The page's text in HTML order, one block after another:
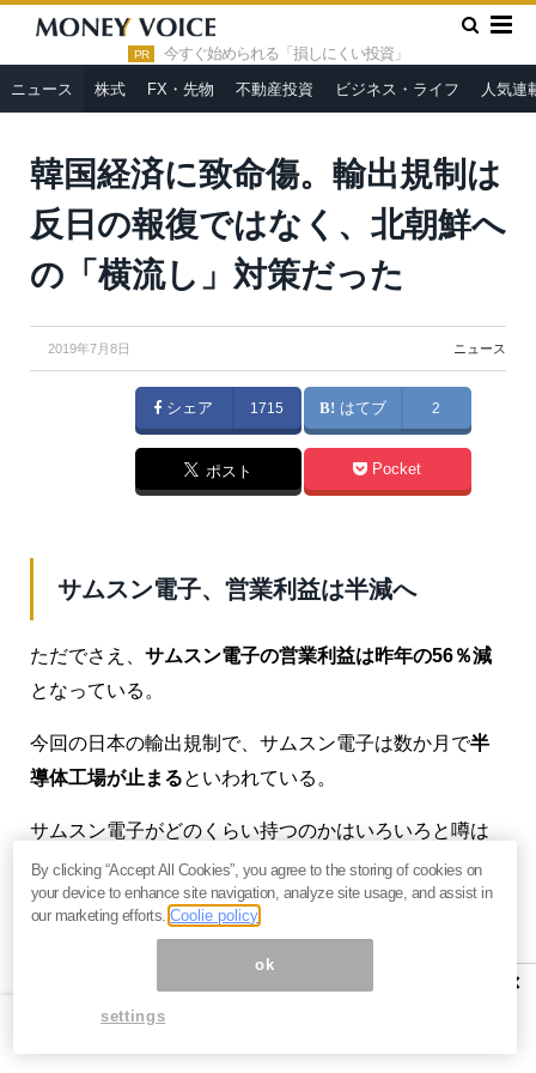
PR 今すぐ始められる「損しにくい投資」
ニュース 株式 FX・先物 不動産投資 ビジネス・ライフ 人気連
HOME » ニュース »
韓国経済に致命傷。輸出規制は反日の報復
ではなく、北朝鮮への「横流し」対策だった
韓国経済に致命傷。輸出規制は
反日の報復ではなく、北朝鮮へ
の「横流し」対策だった
2019年7月8日 ニュース
シェア 1715 はてブ 2
ポスト Pocket
サムスン電子、営業利益は半減へ
ただでさえ、 サムスン電子の営業利益は昨年の56％減
となっている。
今回の日本の輸出規制で、サムスン電子は数か月で半
導体工場が止まるといわれている。
サムスン電子がどのくらい持つのかはいろいろと噂は
あるが、短ければ1ヶ月、長ければ4ヶ月ぐらいのよう
だ。つまり、今年の秋ぐらいから盛大な経済ネタとし
ことになる。
それでなくても、7月15日に徴用工問題の現金化の期限
が迫っている。イベントは多い方が盛り上がるのだ
が、韓国の時事ニュースを取り上げている当メルマガ
×
By clicking “Accept All Cookies”, you agree to the storing of cookies on
your device to enhance site navigation, analyze site usage, and assist in
our marketing efforts.Coolie policy
ok
settings